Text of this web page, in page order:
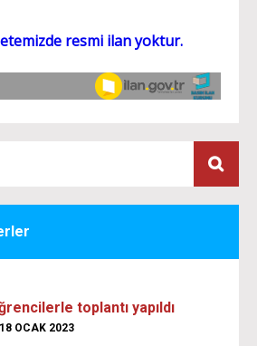
toplantı yapıldı
OCAK 2023